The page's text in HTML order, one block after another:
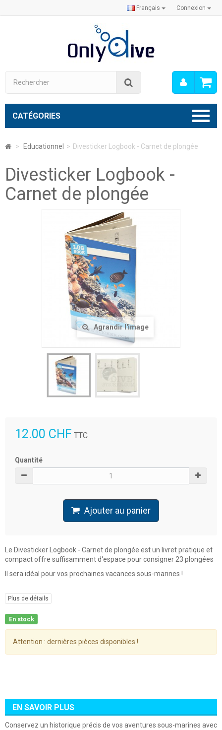
Connexion
Français
Mon
CATÉGORIES
> Educationnel > Divesticker Logbook - Carnet de plongée
Divesticker Logbook -
Carnet de plongée
Agrandir l'image
12.00 CHF TTC
Quantité
Ajouter au panier
Le Divesticker Logbook - Carnet de plongée est un livret pratique et
compact offre suffisamment d'espace pour consigner 23 plongées
Il sera idéal pour vos prochaines vacances sous-marines !
Plus de détails
En stock
Attention : dernières pièces disponibles !
EN SAVOIR PLUS
Conservez un historique précis de vos aventures sous-marines avec